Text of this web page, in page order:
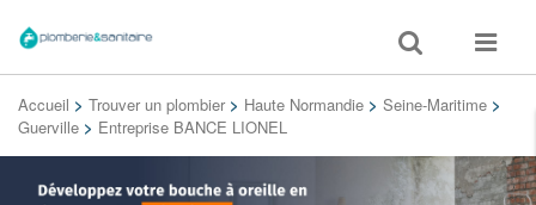
Toggle
search
Toggle
Accueil > Trouver un plombier > Haute Normandie > Seine-Maritime >
Guerville > Entreprise BANCE LIONEL